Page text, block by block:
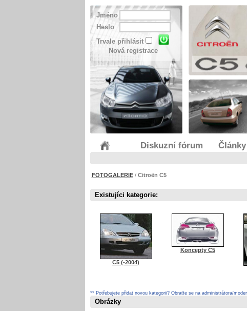
Jméno
Heslo
Trvale přihlásit
Nová registrace
Diskuzní fórum
FOTOGALERIE/ Citroën C5
Existujíci kategorie:
C5 (-2004)
Koncepty C5
** Potřebujete přidat novou kategorii? Obraťte se na administrátora/
Obrázky